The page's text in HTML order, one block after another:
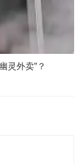
灵外卖”？